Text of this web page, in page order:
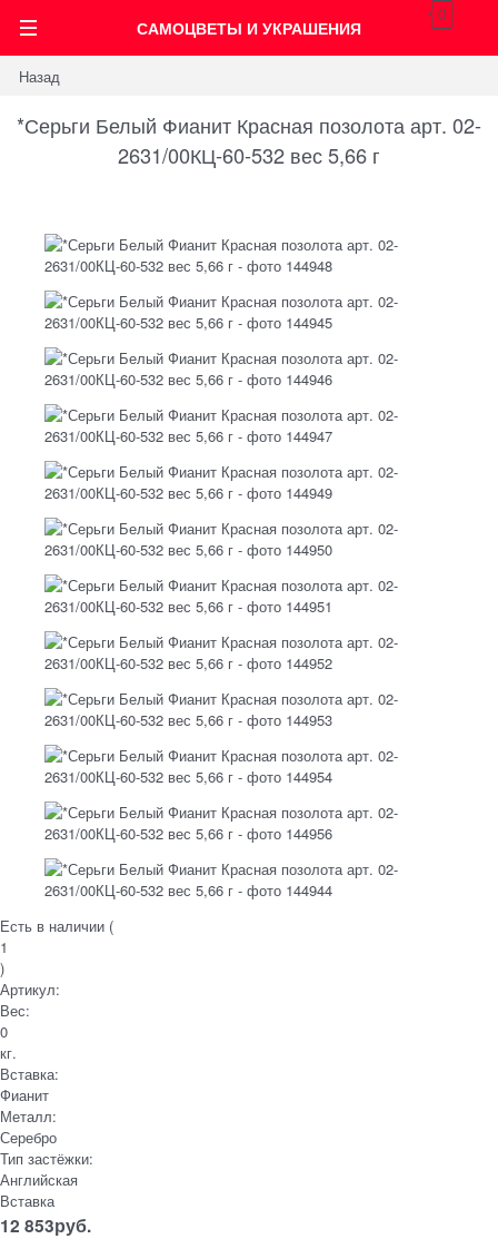
САМОЦВЕТЫ И УКРАШЕНИЯ
0
Назад
*Серьги Белый Фианит Красная позолота арт. 02-
2631/00КЦ-60-532 вес 5,66 г
Есть в наличии (
1
)
Артикул:
Вес:
0
кг.
Вставка:
Фианит
Металл:
Серебро
Тип застёжки:
Английская
Вставка
12 853руб.